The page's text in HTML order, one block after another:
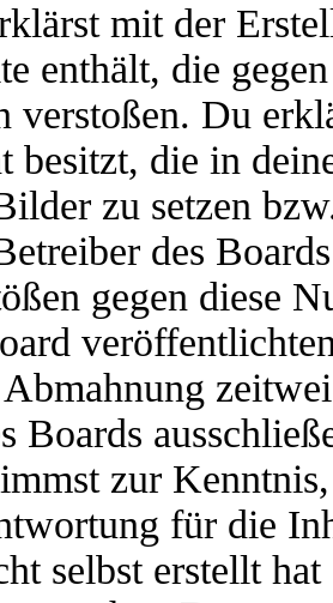
mit der
enthält, die
verstoßen. Du
besitzt, die in
zu setzen
des
gegen diese
Boards
zur
für die
selbst erstellt